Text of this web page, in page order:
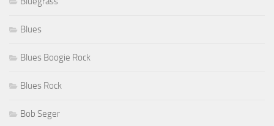
Blues
Blues Boogie Rock
Blues Rock
Bob Seger